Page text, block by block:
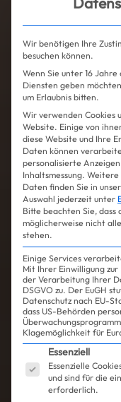
Wir benötigen Ihre
besuchen können.
Wenn Sie unter 16
Diensten geben
um Erlaubnis bitten.
Wir verwenden Cookies
Website. Einige von
diese Website und Ihre
Daten können
personalisierte
Inhaltsmessung. Weitere
Daten finden Sie in
Auswahl jederzeit unter
Bitte beachten Sie, dass
möglicherweise nicht
stehen.
Einige Services
Mit Ihrer Einwilligung zur
der Verarbeitung Ihrer
DSGVO zu. Der EuGH
Datenschutz nach EU-
dass US-Behörden
Klagemöglichkeit für
Es folgt eine
Essenziell
Essenzielle
und sind für die
erforderlich.